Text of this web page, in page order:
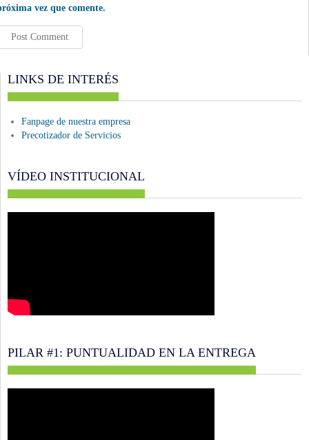
vez que comente.
LINKS DE INTERÉS
Fanpage de nuestra empresa
Precotizador de Servicios
VÍDEO INSTITUCIONAL
PILAR #1: PUNTUALIDAD EN LA ENTREGA